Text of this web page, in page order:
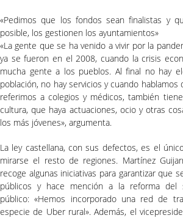
«Pedimos que los fondos sean finalistas y
posible, los gestionen los ayuntamientos»
«La gente que se ha venido a vivir por la
ya se fueron en el 2008, cuando la crisis
mucha gente a los pueblos. Al final no hay
población, no hay servicios y cuando
referimos a colegios y médicos, también
cultura, que haya actuaciones, ocio y otras
los más jóvenes», argumenta.
La ley castellana, con sus defectos, es el
mirarse el resto de regiones. Martínez
recoge algunas iniciativas para garantizar que
públicos y hace mención a la reforma del
público: «Hemos incorporado una red de
especie de Uber rural». Además, el